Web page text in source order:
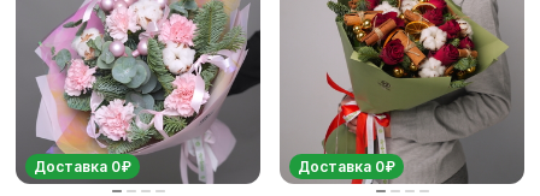
Доставка 0₽ Доставка 0₽